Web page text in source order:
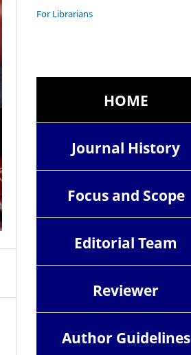
For Librarians
HOME
Journal History
Focus and Scope
Editorial Team
Reviewer
Author Guidelines